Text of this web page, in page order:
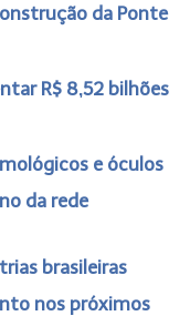
da Ponte
R$ 8,52 bilhões
e óculos
da rede
brasileiras
nos próximos